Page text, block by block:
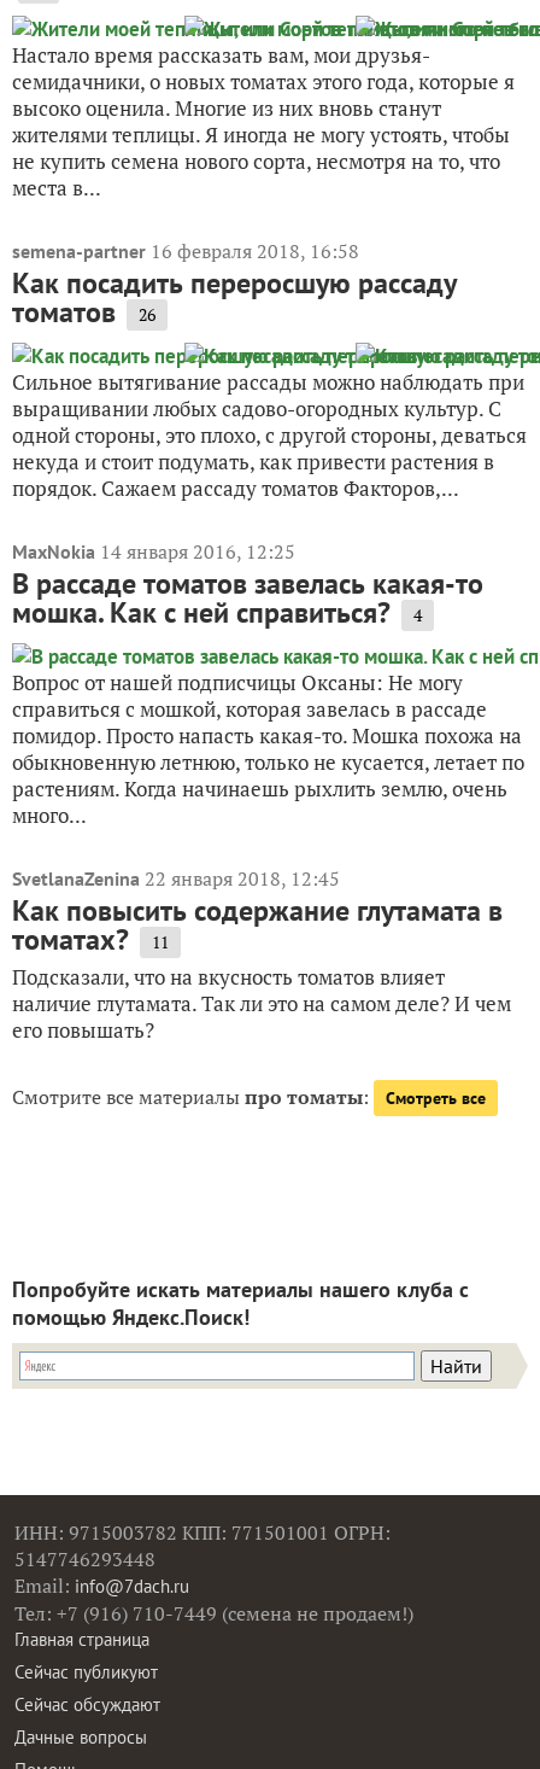
Настало время рассказать вам, мои друзья-
семидачники, о новых томатах этого года, которые я
высоко оценила. Многие из них вновь станут
жителями теплицы. Я иногда не могу устоять, чтобы
не купить семена нового сорта, несмотря на то, что
места в...
semena-partner 16 февраля 2018, 16:58
Как посадить переросшую рассаду
томатов 26
Сильное вытягивание рассады можно наблюдать при
выращивании любых садово-огородных культур. С
одной стороны, это плохо, с другой стороны, деваться
некуда и стоит подумать, как привести растения в
порядок. Сажаем рассаду томатов Факторов,...
MaxNokia 14 января 2016, 12:25
В рассаде томатов завелась какая-то
мошка. Как с ней справиться? 4
Вопрос от нашей подписчицы Оксаны: Не могу
справиться с мошкой, которая завелась в рассаде
помидор. Просто напасть какая-то. Мошка похожа на
обыкновенную летнюю, только не кусается, летает по
растениям. Когда начинаешь рыхлить землю, очень
много...
SvetlanaZenina 22 января 2018, 12:45
Как повысить содержание глутамата в
томатах? 11
Подсказали, что на вкусность томатов влияет
наличие глутамата. Так ли это на самом деле? И чем
его повышать?
Смотрите все материалыпро томаты: Смотреть все
Попробуйте искать материалы нашего клуба с
помощью Яндекс.Поиск!
ИНН: 9715003782 КПП: 771501001 ОГРН:
5147746293448
Email: info@7dach.ru
Тел: +7 (916) 710-7449 (семена не продаем!)
Главная страница
Сейчас публикуют
Сейчас обсуждают
Дачные вопросы